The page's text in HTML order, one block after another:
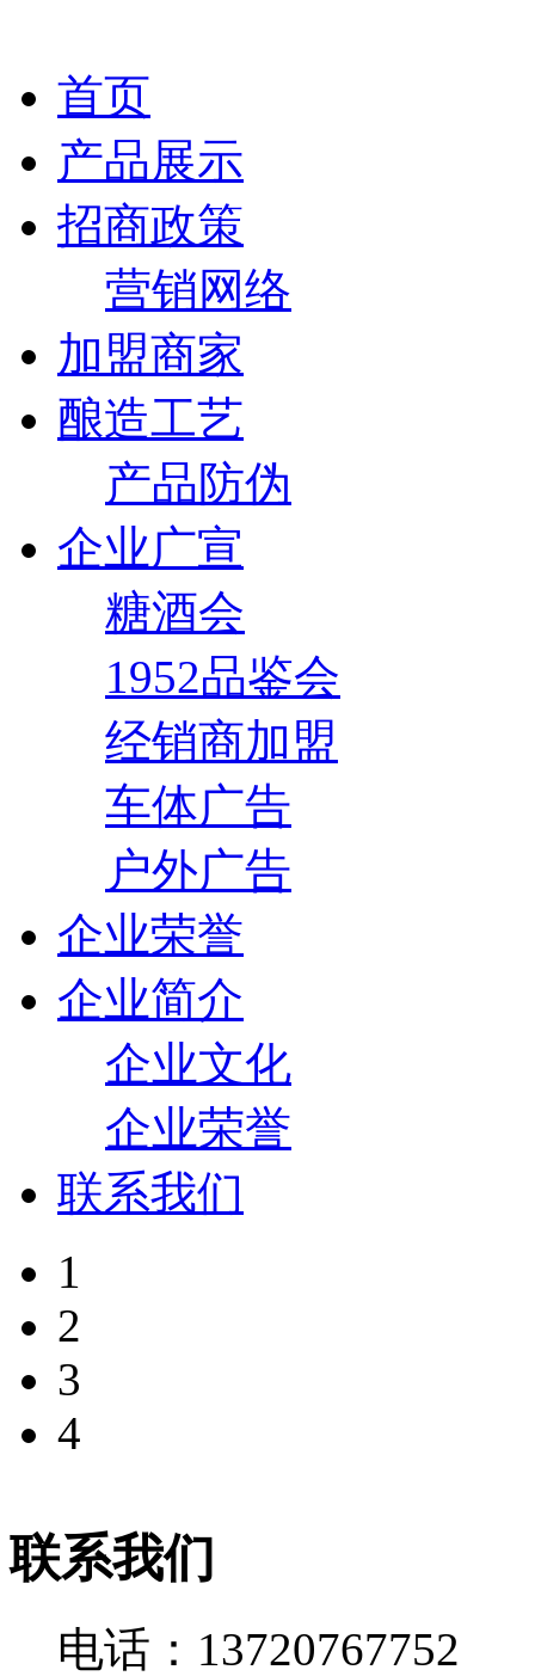
首页
产品展示
招商政策
营销网络
加盟商家
酿造工艺
产品防伪
企业广宣
糖酒会
1952品鉴会
经销商加盟
车体广告
户外广告
企业荣誉
企业简介
企业文化
企业荣誉
联系我们
1
2
3
4
联系我们
电话：13720767752